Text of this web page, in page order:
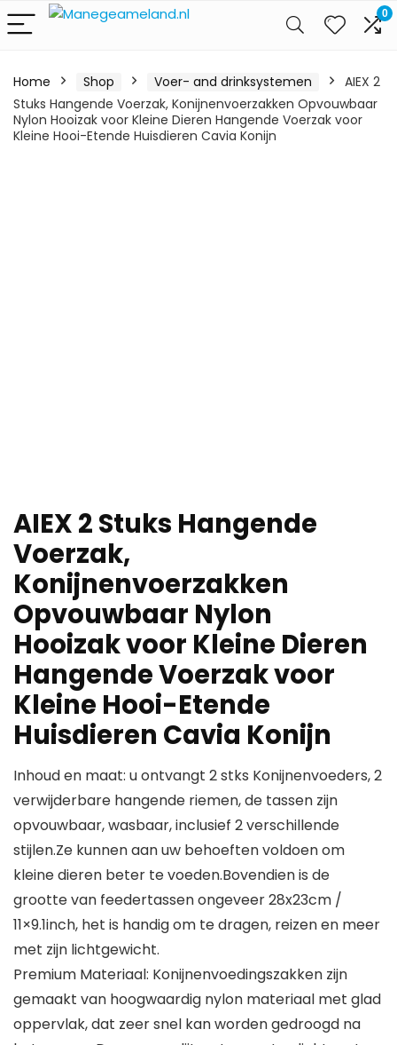
0
Home Shop Voer- and drinksystemen
AIEX 2
Stuks Hangende Voerzak, Konijnenvoerzakken Opvouwbaar
Nylon Hooizak voor Kleine Dieren Hangende Voerzak voor
Kleine Hooi-Etende Huisdieren Cavia Konijn
AIEX 2 Stuks Hangende
Voerzak,
Konijnenvoerzakken
Opvouwbaar Nylon
Hooizak voor Kleine Dieren
Hangende Voerzak voor
Kleine Hooi-Etende
Huisdieren Cavia Konijn
Inhoud en maat: u ontvangt 2 stks Konijnenvoeders, 2
verwijderbare hangende riemen, de tassen zijn
opvouwbaar, wasbaar, inclusief 2 verschillende
stijlen.Ze kunnen aan uw behoeften voldoen om
kleine dieren beter te voeden.Bovendien is de
grootte van feedertassen ongeveer 28x23cm /
11×9.1inch, het is handig om te dragen, reizen en meer
met zijn lichtgewicht.
Premium Materiaal: Konijnenvoedingszakken zijn
gemaakt van hoogwaardig nylon materiaal met glad
oppervlak, dat zeer snel kan worden gedroogd na